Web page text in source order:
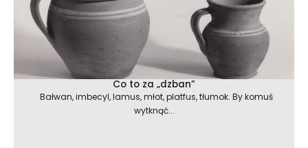
Co to za „dzban”
Bałwan, imbecyl, lamus, młot, platfus, tłumok. By komuś
wytknąć...